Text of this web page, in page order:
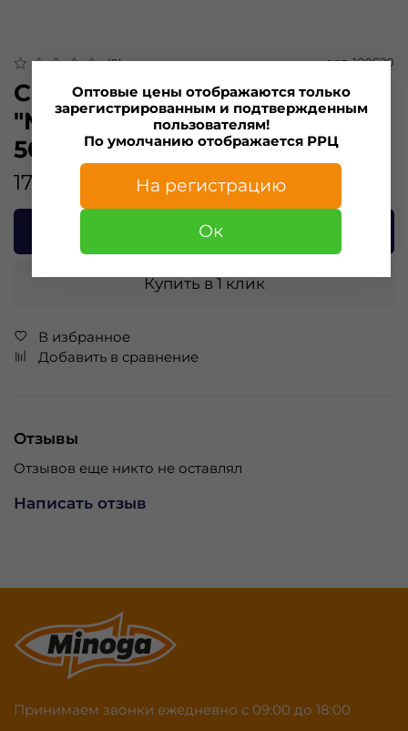
(0) арт.109S20
Силиконовая приманка
"Minoga" SHAH 2,0"(8шт)
50мм, 0,9гр, цвет 109
175.00 ₽
В корзину
Купить в 1 клик
В избранное
Добавить в сравнение
Отзывы
Отзывов еще никто не оставлял
Написать отзыв
Принимаем звонки ежедневно с 09:00 до 18:00
Оптовые цены отображаются только
зарегистрированным и подтвержденным
пользователям!
По умолчанию отображается РРЦ
На регистрацию
Ок